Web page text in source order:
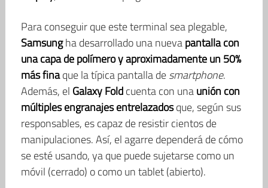
Para conseguir que este terminal sea plegable,
Samsungha desarrollado una nuevapantalla con
una capa de polímero y aproximadamente un 50%
más finaque la típica pantalla desmartphone.
Además, el Galaxy Foldcuenta con unaunión con
múltiples engranajes entrelazadosque, según sus
responsables, es capaz de resistir cientos de
manipulaciones. Así, el agarre dependerá de cómo
se esté usando, ya que puede sujetarse como un
móvil (cerrado) o como un tablet (abierto).